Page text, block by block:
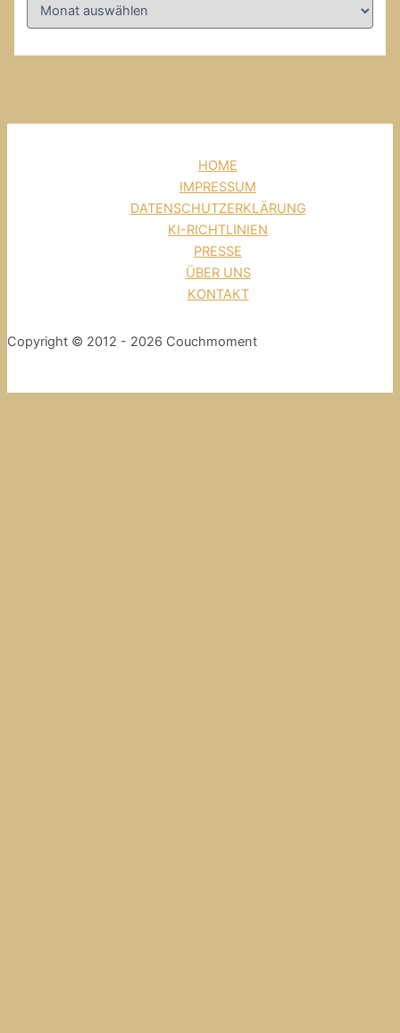
HOME
IMPRESSUM
DATENSCHUTZERKLÄRUNG
KI-RICHTLINIEN
PRESSE
ÜBER UNS
KONTAKT
Copyright © 2012 - 2026 Couchmoment